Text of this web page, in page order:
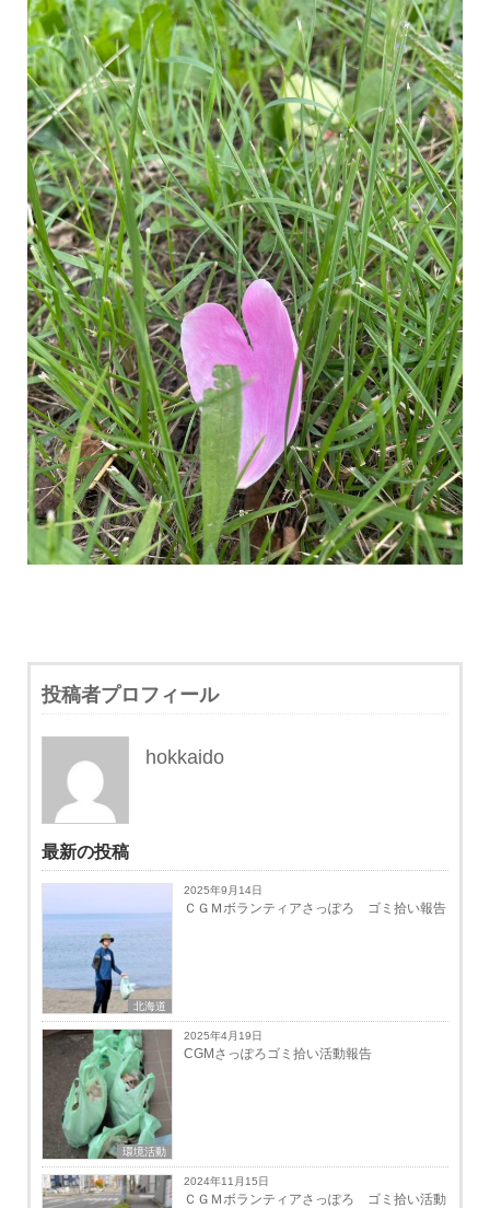
投稿者プロフィール
hokkaido
最新の投稿
北海道
2025年9月14日
ＣＧＭボランティアさっぽろ ゴミ拾い報告
環境活動
2025年4月19日
CGMさっぽろゴミ拾い活動報告
2024年11月15日
ＣＧＭボランティアさっぽろ ゴミ拾い活動